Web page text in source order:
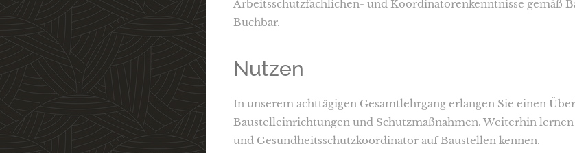
Arbeitsschutzfachlichen- und Koordinatorenkenntnisse gemäß
Buchbar.
Nutzen
In unserem achttägigen Gesamtlehrgang erlangen Sie einen
Baustelleinrichtungen und Schutzmaßnahmen. Weiterhin
und Gesundheitsschutzkoordinator auf Baustellen kennen.